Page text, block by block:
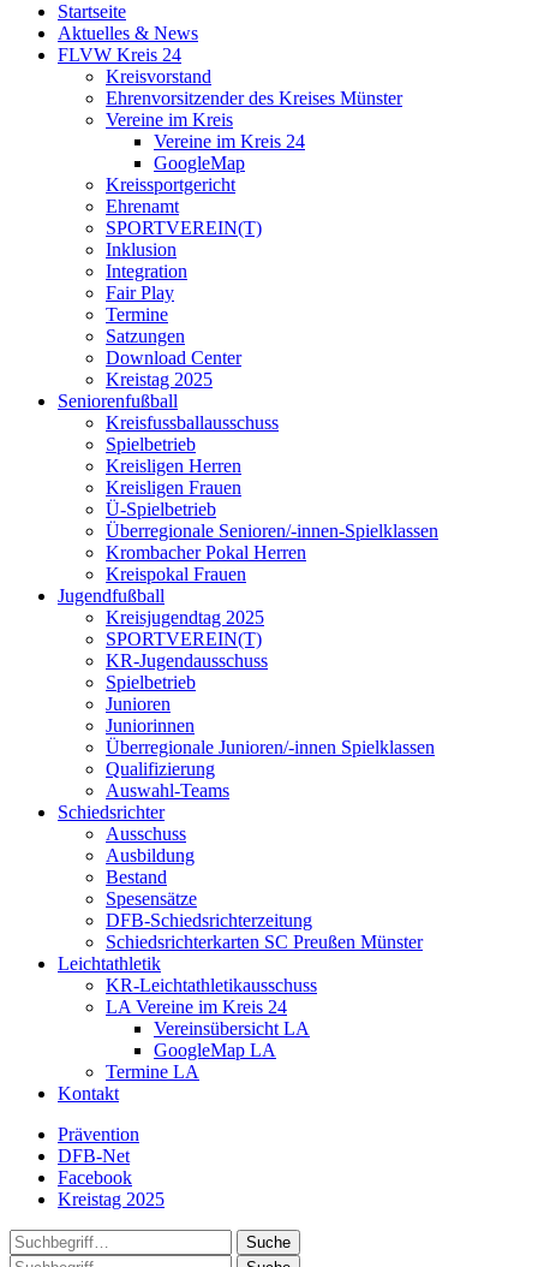
Startseite
Aktuelles & News
FLVW Kreis 24
Kreisvorstand
Ehrenvorsitzender des Kreises Münster
Vereine im Kreis
Vereine im Kreis 24
GoogleMap
Kreissportgericht
Ehrenamt
SPORTVEREIN(T)
Inklusion
Integration
Fair Play
Termine
Satzungen
Download Center
Kreistag 2025
Seniorenfußball
Kreisfussballausschuss
Spielbetrieb
Kreisligen Herren
Kreisligen Frauen
Ü-Spielbetrieb
Überregionale Senioren/-innen-Spielklassen
Krombacher Pokal Herren
Kreispokal Frauen
Jugendfußball
Kreisjugendtag 2025
SPORTVEREIN(T)
KR-Jugendausschuss
Spielbetrieb
Junioren
Juniorinnen
Überregionale Junioren/-innen Spielklassen
Qualifizierung
Auswahl-Teams
Schiedsrichter
Ausschuss
Ausbildung
Bestand
Spesensätze
DFB-Schiedsrichterzeitung
Schiedsrichterkarten SC Preußen Münster
Leichtathletik
KR-Leichtathletikausschuss
LA Vereine im Kreis 24
Vereinsübersicht LA
GoogleMap LA
Termine LA
Kontakt
Prävention
DFB-Net
Facebook
Kreistag 2025
Suche